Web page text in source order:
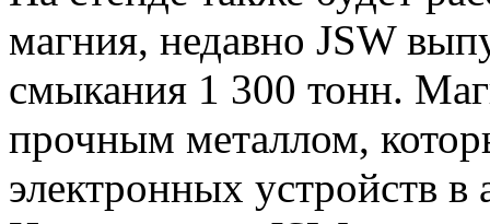
магния, недавно JSW
смыкания 1 300 тонн.
прочным металлом,
электронных устройств